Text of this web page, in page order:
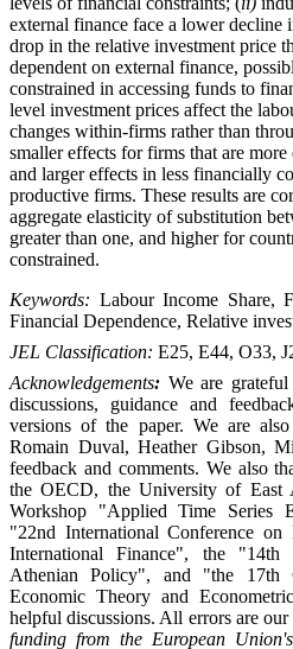
external finance face a lower decline
drop in the relative investment price
dependent on external finance,
constrained in accessing funds to
level investment prices affect the
changes within-firms rather than
smaller effects for firms that are
and larger effects in less financially
productive firms. These results are
aggregate elasticity of substitution
greater than one, and higher for
constrained.
Keywords: Labour Income Share,
Financial Dependence, Relative
JEL Classification: E25, E44, O33,
Acknowledgements: We are
discussions, guidance and
versions of the paper. We are
Romain Duval, Heather Gibson,
feedback and comments. We also
the OECD, the University of
Workshop "Applied Time Series
"22nd International Conference on
International Finance", the
Athenian Policy", and "the 17th
Economic Theory and
helpful discussions. All errors are our
funding from the European